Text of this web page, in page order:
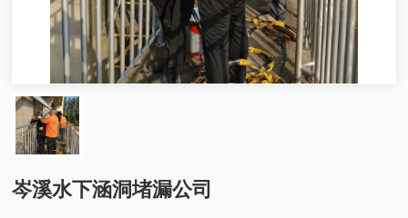
岑溪水下涵洞堵漏公司